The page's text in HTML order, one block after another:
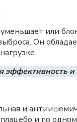
или
Он
эффективность и
и
и по